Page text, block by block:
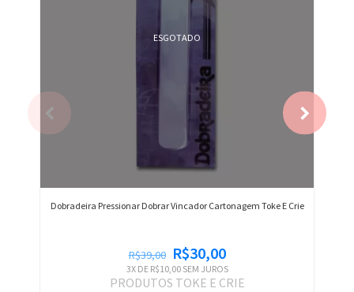
ESGOTADO
Dobradeira Pressionar Dobrar Vincador Cartonagem Toke E Crie
R$39,00 R$30,00
3X DE R$10,00SEM JUROS
PRODUTOS TOKE E CRIE